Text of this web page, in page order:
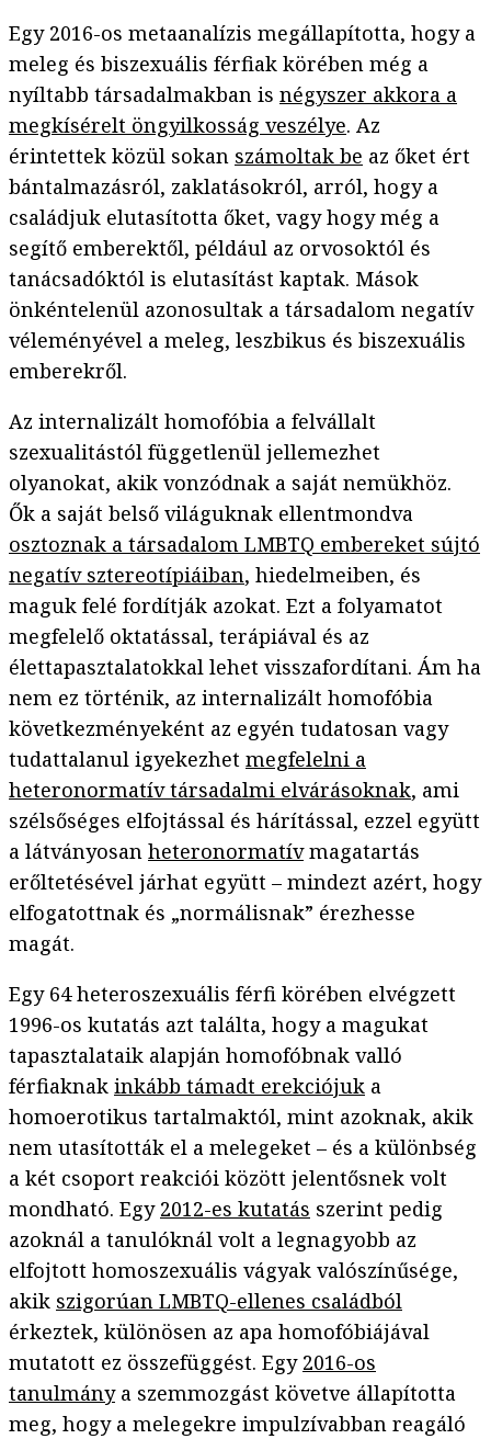
Egy 2016-os metaanalízis megállapította, hogy a
meleg és biszexuális férfiak körében még a
nyíltabb társadalmakban is négyszer akkora a
megkísérelt öngyilkosság veszélye. Az
érintettek közül sokan számoltak be az őket ért
bántalmazásról, zaklatásokról, arról, hogy a
családjuk elutasította őket, vagy hogy még a
segítő emberektől, például az orvosoktól és
tanácsadóktól is elutasítást kaptak. Mások
önkéntelenül azonosultak a társadalom negatív
véleményével a meleg, leszbikus és biszexuális
emberekről.
Az internalizált homofóbia a felvállalt
szexualitástól függetlenül jellemezhet
olyanokat, akik vonzódnak a saját nemükhöz.
Ők a saját belső világuknak ellentmondva
osztoznak a társadalom LMBTQ embereket sújtó
negatív sztereotípiáiban, hiedelmeiben, és
maguk felé fordítják azokat. Ezt a folyamatot
megfelelő oktatással, terápiával és az
élettapasztalatokkal lehet visszafordítani. Ám ha
nem ez történik, az internalizált homofóbia
következményeként az egyén tudatosan vagy
tudattalanul igyekezhet megfelelni a
heteronormatív társadalmi elvárásoknak, ami
szélsőséges elfojtással és hárítással, ezzel együtt
a látványosan heteronormatívmagatartás
erőltetésével járhat együtt – mindezt azért, hogy
elfogatottnak és „normálisnak” érezhesse
magát.
Egy 64 heteroszexuális férfi körében elvégzett
1996-os kutatás azt találta, hogy a magukat
tapasztalataik alapján homofóbnak valló
férfiaknak inkább támadt erekciójuk a
homoerotikus tartalmaktól, mint azoknak, akik
nem utasították el a melegeket – és a különbség
a két csoport reakciói között jelentősnek volt
mondható. Egy 2012-es kutatás szerint pedig
azoknál a tanulóknál volt a legnagyobb az
elfojtott homoszexuális vágyak valószínűsége,
akik szigorúan LMBTQ-ellenes családból
érkeztek, különösen az apa homofóbiájával
mutatott ez összefüggést. Egy 2016-os
tanulmánya szemmozgást követve állapította
meg, hogy a melegekre impulzívabban reagáló